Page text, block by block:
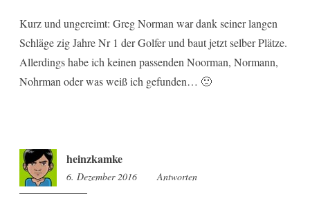
Kurz und ungereimt: Greg Norman war dank seiner langen
Schläge zig Jahre Nr 1 der Golfer und baut jetzt selber Plätze.
Allerdings habe ich keinen passenden Noorman, Normann,
Nohrman oder was weiß ich gefunden… 🙁
heinzkamke
6. Dezember 2016 22:22
Antworten